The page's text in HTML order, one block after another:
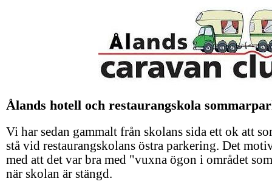
Ålands hotell och restaurangskola
Vi har sedan gammalt från skolans sida ett ok att
stå vid restaurangskolans östra parkering. Det
med att det var bra med "vuxna ögon i området
när skolan är stängd.